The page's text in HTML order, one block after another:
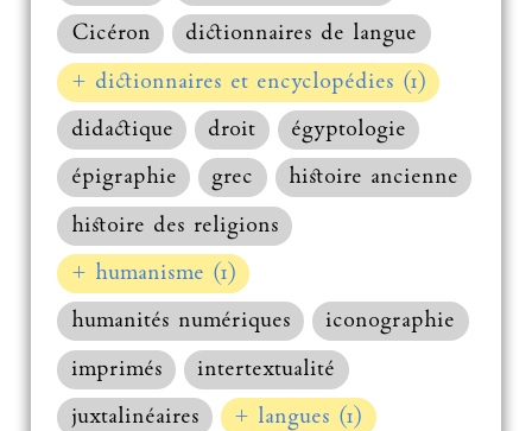
Cicéron
dictionnaires de langue
+ dictionnaires et encyclopédies (1)
didactique
droit
égyptologie
épigraphie
grec
histoire ancienne
histoire des religions
+ humanisme (1)
humanités numériques
iconographie
imprimés
intertextualité
juxtalinéaires
+ langues (1)